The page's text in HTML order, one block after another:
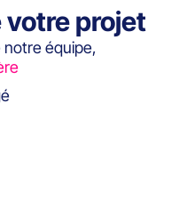
votre projet
notre équipe,